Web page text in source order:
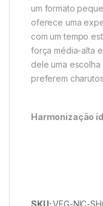
um formato
oferece uma
com um tempo
força média-alta
dele uma
preferem
Harmonização
SKU:VEG-NIC-